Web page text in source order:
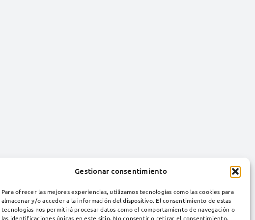
Gestionar consentimiento
Para ofrecer las mejores experiencias, utilizamos tecnologías como las cookies para
almacenar y/o acceder a la información del dispositivo. El consentimiento de estas
tecnologías nos permitirá procesar datos como el comportamiento de navegación o
las identificaciones únicas en este sitio. No consentir o retirar el consentimiento,